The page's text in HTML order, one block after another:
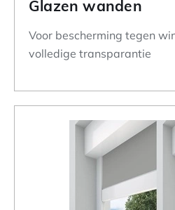
Glazen wanden
Voor bescherming tegen
volledige transparantie